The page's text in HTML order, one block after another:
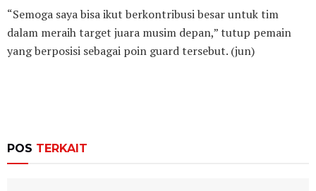
“Semoga saya bisa ikut berkontribusi besar untuk tim
dalam meraih target juara musim depan,” tutup pemain
yang berposisi sebagai poin guard tersebut. (jun)
POS TERKAIT